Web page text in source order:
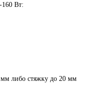
Вт:
либо стяжку до 20 мм